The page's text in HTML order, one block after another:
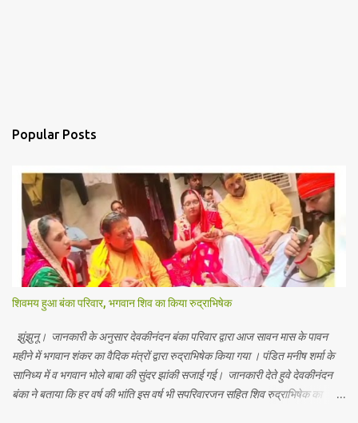
Popular Posts
शिवमय हुआ बंका परिवार, भगवान शिव का किया रुद्राभिषेक
झुंझुनू। जानकारी के अनुसार देवकीनंदन बंका परिवार द्वारा आज सावन मास के पावन
महीने में भगवान शंकर का वैदिक मंत्रों द्वारा रुद्राभिषेक किया गया । पंडित मनीष शर्मा के
सानिध्य में व भगवान भोले बाबा की सुंदर झांकी सजाई गई। जानकारी देते हुवे देवकीनंदन
बंका ने बताया कि हर वर्ष की भांति इस वर्ष भी सपरिवारजन सहित शिव रुद्राभिषेक का